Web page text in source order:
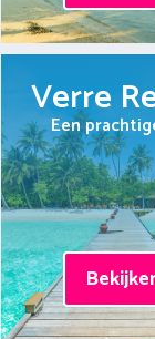
Verre
Een